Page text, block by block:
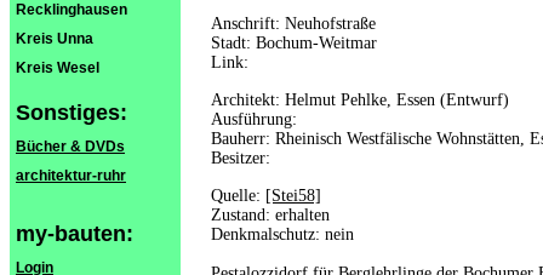
Recklinghausen
Kreis Unna
Kreis Wesel
Sonstiges:
Bücher & DVDs
architektur-ruhr
my-bauten:
Login
Anschrift: Neuhofstraße
Stadt: Bochum-Weitmar
Link:
Architekt: Helmut Pehlke, Essen (Entwurf)
Ausführung:
Bauherr: Rheinisch Westfälische Wohnstätten,
Besitzer:
Quelle: [Stei58]
Zustand: erhalten
Denkmalschutz: nein